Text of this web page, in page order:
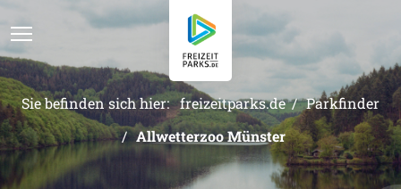
Parkfinder
Kategorien
Sie befinden sich hier:freizeitparks.de
Parkfinder
Allwetterzoo Münster